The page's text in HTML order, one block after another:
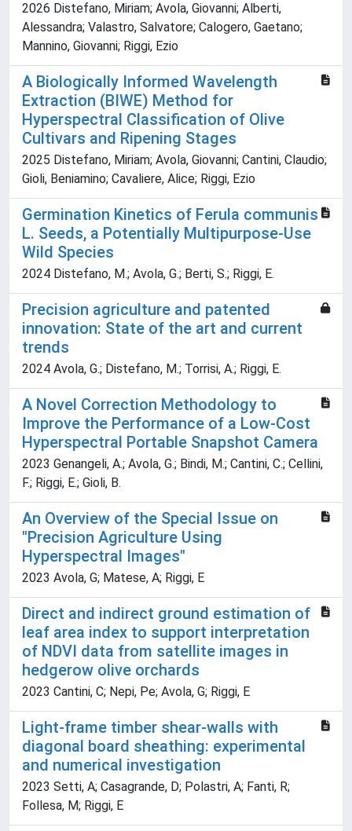
2026 Distefano, Miriam; Avola, Giovanni; Alberti,
Alessandra; Valastro, Salvatore; Calogero, Gaetano;
Mannino, Giovanni; Riggi, Ezio
A Biologically Informed Wavelength
Extraction (BIWE) Method for
Hyperspectral Classification of Olive
Cultivars and Ripening Stages
2025 Distefano, Miriam; Avola, Giovanni; Cantini, Claudio;
Gioli, Beniamino; Cavaliere, Alice; Riggi, Ezio
Germination Kinetics of Ferula communis
L. Seeds, a Potentially Multipurpose-Use
Wild Species
2024 Distefano, M.; Avola, G.; Berti, S.; Riggi, E.
Precision agriculture and patented
innovation: State of the art and current
trends
2024 Avola, G.; Distefano, M.; Torrisi, A.; Riggi, E.
A Novel Correction Methodology to
Improve the Performance of a Low-Cost
Hyperspectral Portable Snapshot Camera
2023 Genangeli, A.; Avola, G.; Bindi, M.; Cantini, C.; Cellini,
F.; Riggi, E.; Gioli, B.
An Overview of the Special Issue on
"Precision Agriculture Using
Hyperspectral Images"
2023 Avola, G; Matese, A; Riggi, E
Direct and indirect ground estimation of
leaf area index to support interpretation
of NDVI data from satellite images in
hedgerow olive orchards
2023 Cantini, C; Nepi, Pe; Avola, G; Riggi, E
Light-frame timber shear-walls with
diagonal board sheathing: experimental
and numerical investigation
2023 Setti, A; Casagrande, D; Polastri, A; Fanti, R;
Follesa, M; Riggi, E